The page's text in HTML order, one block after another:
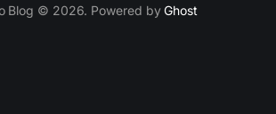
Blog © 2026. Powered byGhost